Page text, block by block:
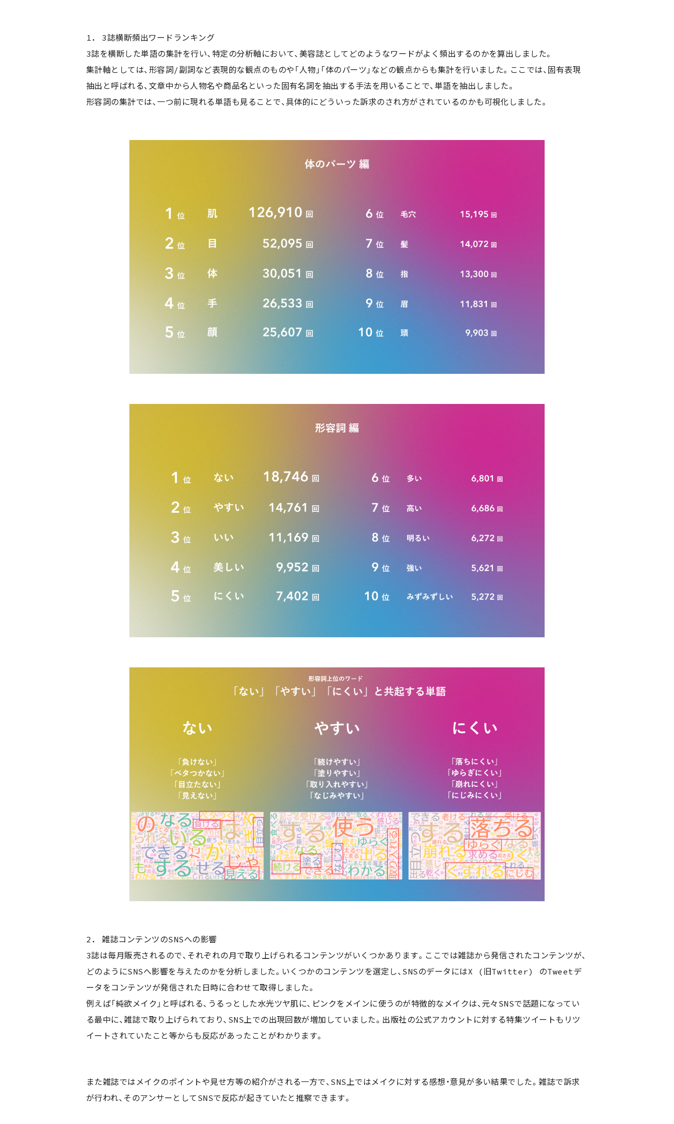
1. 3誌横断頻出ワードランキング
3誌を横断した単語の集計を行い、特定の分析軸において、美容誌としてどのようなワードがよく頻出するのかを算出しました。
集計軸としては、形容詞/副詞など表現的な観点のものや「人物」「体のパーツ」などの観点からも集計を行いました。ここでは、固有表現
抽出と呼ばれる、文章中から人物名や商品名といった固有名詞を抽出する手法を用いることで、単語を抽出しました。
形容詞の集計では、一つ前に現れる単語も見ることで、具体的にどういった訴求のされ方がされているのかも可視化しました。
2. 雑誌コンテンツのSNSへの影響
3誌は毎月販売されるので、それぞれの月で取り上げられるコンテンツがいくつかあります。ここでは雑誌から発信されたコンテンツが、
どのようにSNSへ影響を与えたのかを分析しました。いくつかのコンテンツを選定し、SNSのデータにはX (旧Twitter) のTweetデ
ータをコンテンツが発信された日時に合わせて取得しました。
例えば「純欲メイク」と呼ばれる、うるっとした水光ツヤ肌に、ピンクをメインに使うのが特徴的なメイクは、元々SNSで話題になってい
る最中に、雑誌で取り上げられており、SNS上での出現回数が増加していました。出版社の公式アカウントに対する特集ツイートもリツ
イートされていたこと等からも反応があったことがわかります。
また雑誌ではメイクのポイントや見せ方等の紹介がされる一方で、SNS上ではメイクに対する感想・意見が多い結果でした。雑誌で訴求
が行われ、そのアンサーとしてSNSで反応が起きていたと推察できます。